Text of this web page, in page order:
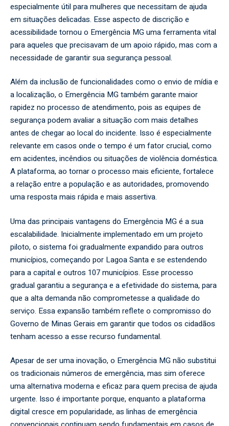
especialmente útil para mulheres que necessitam de ajuda
em situações delicadas. Esse aspecto de discrição e
acessibilidade tornou o Emergência MG uma ferramenta vital
para aqueles que precisavam de um apoio rápido, mas com a
necessidade de garantir sua segurança pessoal.
Além da inclusão de funcionalidades como o envio de mídia e
a localização, o Emergência MG também garante maior
rapidez no processo de atendimento, pois as equipes de
segurança podem avaliar a situação com mais detalhes
antes de chegar ao local do incidente. Isso é especialmente
relevante em casos onde o tempo é um fator crucial, como
em acidentes, incêndios ou situações de violência doméstica.
A plataforma, ao tornar o processo mais eficiente, fortalece
a relação entre a população e as autoridades, promovendo
uma resposta mais rápida e mais assertiva.
Uma das principais vantagens do Emergência MG é a sua
escalabilidade. Inicialmente implementado em um projeto
piloto, o sistema foi gradualmente expandido para outros
municípios, começando por Lagoa Santa e se estendendo
para a capital e outros 107 municípios. Esse processo
gradual garantiu a segurança e a efetividade do sistema, para
que a alta demanda não comprometesse a qualidade do
serviço. Essa expansão também reflete o compromisso do
Governo de Minas Gerais em garantir que todos os cidadãos
tenham acesso a esse recurso fundamental.
Apesar de ser uma inovação, o Emergência MG não substitui
os tradicionais números de emergência, mas sim oferece
uma alternativa moderna e eficaz para quem precisa de ajuda
urgente. Isso é importante porque, enquanto a plataforma
digital cresce em popularidade, as linhas de emergência